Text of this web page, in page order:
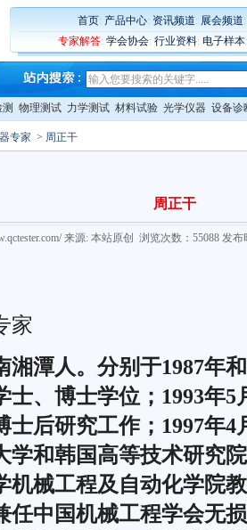
首页: 产品中心: 资讯频道: 展会频道
专家解答: 学会协会: 行业资料: 电子样本
物理测试 力学测试 材料试验 光学仪器 设备诊
专家 > 周正干
周正干
来源: 本站原创 浏览次数：55088 发
家
湘潭人。分别于1987年
士、博士学位；1993年5
士后研究工作；1997年4
学和韩国高等技术研究
机械工程及自动化学院
任中国机械工程学会无